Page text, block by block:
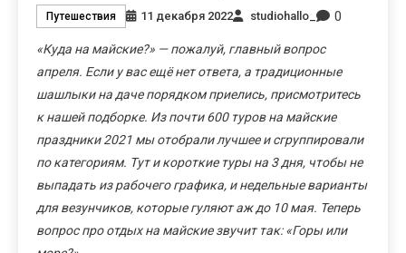
Путешествия 11 декабря 2022 studiohallo_ 0
«Куда на майские?» — пожалуй, главный вопрос
апреля. Если у вас ещё нет ответа, а традиционные
шашлыки на даче порядком приелись, присмотритесь
к нашей подборке. Из почти 600 туров на майские
праздники 2021 мы отобрали лучшее и сгруппировали
по категориям. Тут и короткие туры на 3 дня, чтобы не
выпадать из рабочего графика, и недельные варианты
для везунчиков, которые гуляют аж до 10 мая. Теперь
вопрос про отдых на майские звучит так: «Горы или